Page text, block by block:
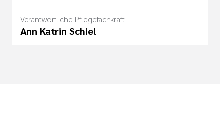
Verantwortliche Pflegefachkraft
Ann Katrin Schiel